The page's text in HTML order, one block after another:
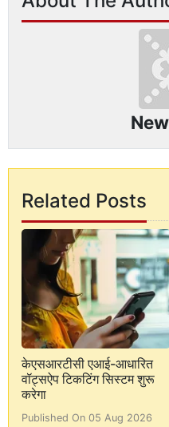
Related Posts
केएसआरटीसी एआई-आधारित
वॉट्सऐप टिकटिंग सिस्टम शुरू
करेगा
Published On 05 Aug 2026